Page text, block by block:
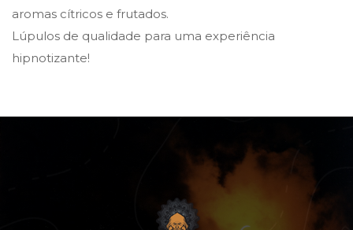
aromas cítricos e frutados.
Lúpulos de qualidade para uma experiência
hipnotizante!